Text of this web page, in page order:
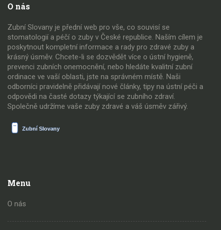
O nás
Zubní Slovany je přední web pro vše, co souvisí se
stomatologií a péčí o zuby v České republice. Naším cílem je
poskytnout kompletní informace a rady pro zdravé zuby a
krásný úsměv. Chcete-li se dozvědět více o ústní hygieně,
prevenci zubních onemocnění, nebo hledáte kvalitní zubní
ordinace ve vaší oblasti, jste na správném místě. Naši
odborníci pravidelně přidávají nové články, tipy na ústní péči a
odpovědi na časté dotazy týkající se zubního zdraví.
Společně udržíme vaše zuby zdravé a váš úsměv zářivý.
Menu
O nás